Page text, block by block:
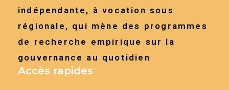
indépendante, à vocation sous
régionale, qui mène des programmes
de recherche empirique sur la
gouvernance au quotidien
Accès rapides